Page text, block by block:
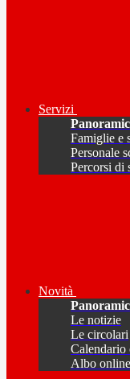
Servizi
Famiglie e
Personale
Percorsi di
Novità
Le notizie
Le circolari
Calendario
Albo online